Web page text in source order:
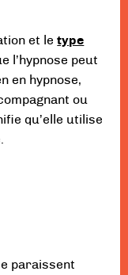
et letype
l’hypnose peut
en hypnose,
ou
qu’elle utilise
paraissent